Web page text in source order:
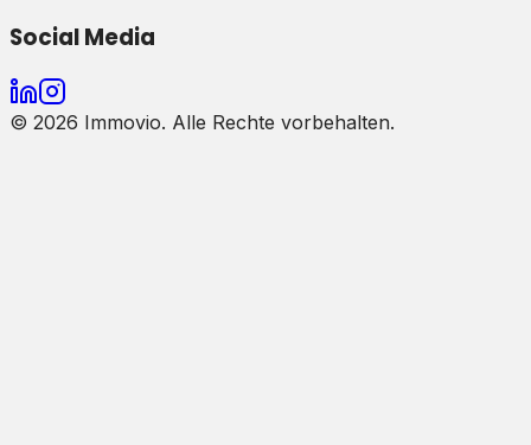
Social Media
© 2026 Immovio. Alle Rechte vorbehalten.